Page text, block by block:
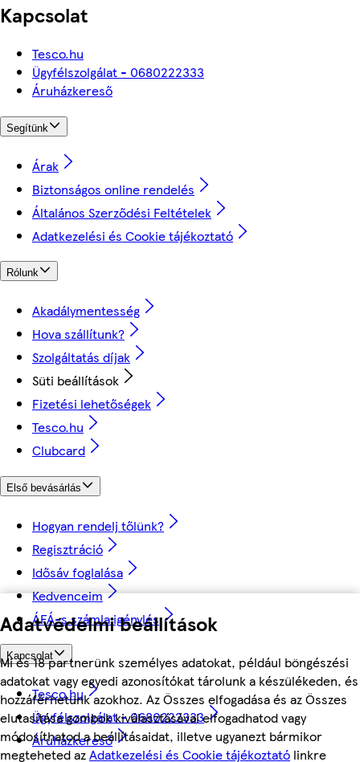
Adatvédelmi beállítások
Mi és 18 partnerünk személyes adatokat, például böngészési
adatokat vagy egyedi azonosítókat tárolunk a készülékeden, és
hozzáférhetünk azokhoz. Az Összes elfogadása és az Összes
elutasítása gombok kiválasztásával elfogadhatod vagy
módosíthatod a beállításaidat, illetve ugyanezt bármikor
megteheted azAdatkezelési és Cookie tájékoztató linkre
Kapcsolat
Tesco.hu
Ügyfélszolgálat - 0680222333
Áruházkereső
Segítünk
Árak
Biztonságos online rendelés
Általános Szerződési Feltételek
Adatkezelési és Cookie tájékoztató
Rólunk
Akadálymentesség
Hova szállítunk?
Szolgáltatás díjak
Süti beállítások
Fizetési lehetőségek
Tesco.hu
Clubcard
Első bevásárlás
Hogyan rendelj tőlünk?
Regisztráció
Idősáv foglalása
Kedvenceim
ÁFÁ-s számla igénylés
Kapcsolat
Tesco.hu
Ügyfélszolgálat - 0680222333
Áruházkereső